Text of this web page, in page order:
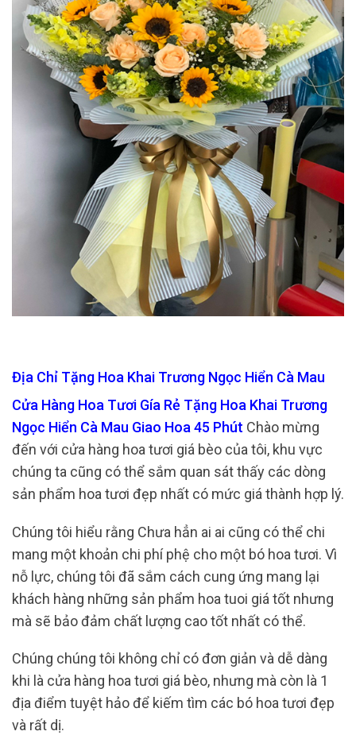
Địa Chỉ Tặng Hoa Khai Trương Ngọc Hiển Cà Mau
Cửa Hàng Hoa Tươi Gía Rẻ Tặng Hoa Khai Trương
Ngọc Hiển Cà Mau Giao Hoa 45 Phút Chào mừng
đến với cửa hàng hoa tươi giá bèo của tôi, khu vực
chúng ta cũng có thể sắm quan sát thấy các dòng
sản phẩm hoa tươi đẹp nhất có mức giá thành hợp lý.
Chúng tôi hiểu rằng Chưa hẳn ai ai cũng có thể chi
mang một khoản chi phí phệ cho một bó hoa tươi. Vì
nỗ lực, chúng tôi đã sắm cách cung ứng mang lại
khách hàng những sản phẩm hoa tuoi giá tốt nhưng
mà sẽ bảo đảm chất lượng cao tốt nhất có thể.
Chúng chúng tôi không chỉ có đơn giản và dễ dàng
khi là cửa hàng hoa tươi giá bèo, nhưng mà còn là 1
địa điểm tuyệt hảo để kiếm tìm các bó hoa tươi đẹp
và rất dị.